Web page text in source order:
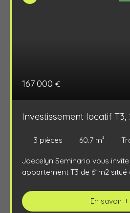
167 000 €
Investissement locatif
3 pièces 60.7 m²
Joecelyn Seminario vous
appartement T3 de 61m2
sous-sol. Situé dans le quartier
l'Aérostat à Trappes, proche
En savoir +